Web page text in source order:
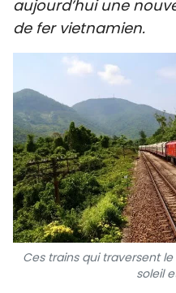
SPORT
PAYS
aujourd’hui une
de fer vietnamien.
Ces trains qui traversent
soleil